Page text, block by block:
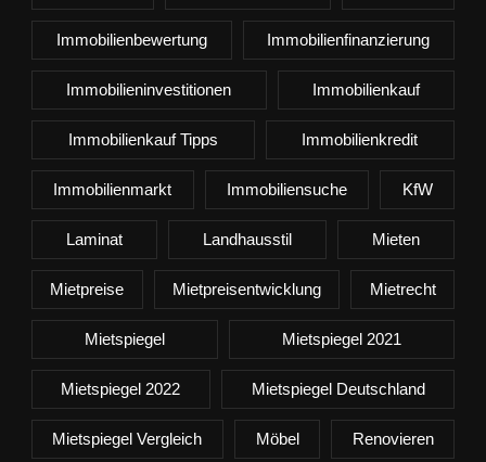
Immobilienbewertung Immobilienfinanzierung
Immobilieninvestitionen Immobilienkauf
Immobilienkauf Tipps Immobilienkredit
Immobilienmarkt Immobiliensuche KfW
Laminat Landhausstil Mieten
Mietpreise Mietpreisentwicklung Mietrecht
Mietspiegel Mietspiegel 2021
Mietspiegel 2022 Mietspiegel Deutschland
Mietspiegel Vergleich Möbel Renovieren